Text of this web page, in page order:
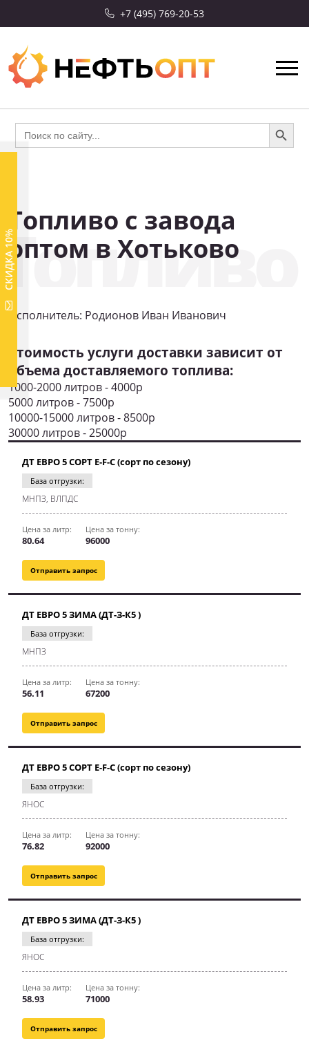
+7 (495) 769-20-53
Search
for:
Search Button
Топливо с завода
оптом в Хотьково
Исполнитель: Родионов Иван Иванович
Стоимость услуги доставки зависит от
объема доставляемого топлива:
1000-2000 литров - 4000р
5000 литров - 7500р
10000-15000 литров - 8500р
30000 литров - 25000р
Отправить запрос
ДТ ЕВРО 5 СОРТ E-F-C (сорт по сезону)
База отгрузки:
МНПЗ, ВЛПДС
Цена за литр:
80.64
Цена за тонну:
96000
Отправить запрос
ДТ ЕВРО 5 ЗИМА (ДТ-З-К5 )
База отгрузки:
МНПЗ
Цена за литр:
56.11
Цена за тонну:
67200
Отправить запрос
ДТ ЕВРО 5 СОРТ E-F-C (сорт по сезону)
База отгрузки:
ЯНОС
Цена за литр:
76.82
Цена за тонну:
92000
Отправить запрос
ДТ ЕВРО 5 ЗИМА (ДТ-З-К5 )
База отгрузки:
ЯНОС
Цена за литр:
58.93
Цена за тонну:
71000
СКИДКА 10%